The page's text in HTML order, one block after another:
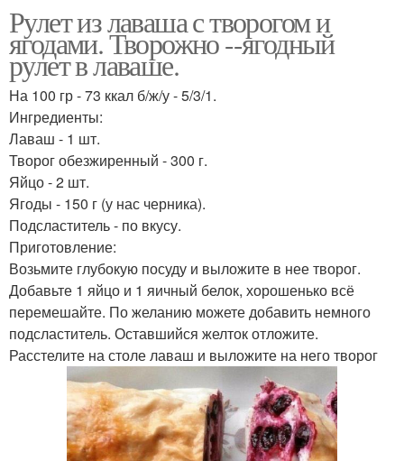
Рулет из лаваша с творогом и
ягодами. Творожно --ягодный
рулет в лаваше.
На 100 гр - 73 ккал б/ж/у - 5/3/1.
Ингредиенты:
Лаваш - 1 шт.
Творог обезжиренный - 300 г.
Яйцо - 2 шт.
Ягоды - 150 г (у нас черника).
Подсластитель - по вкусу.
Приготовление:
Возьмите глубокую посуду и выложите в нее творог.
Добавьте 1 яйцо и 1 яичный белок, хорошенько всё
перемешайте. По желанию можете добавить немного
подсластитель. Оставшийся желток отложите.
Расстелите на столе лаваш и выложите на него творог